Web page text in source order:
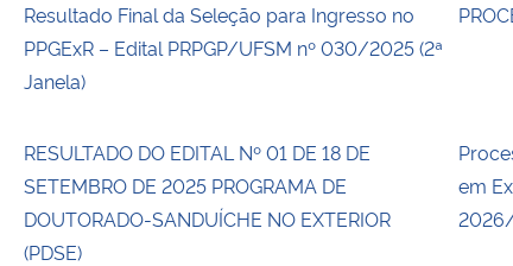
Resultado Final da Seleção para Ingresso no
PPGExR – Edital PRPGP/UFSM nº 030/2025 (2ª
Janela)
RESULTADO DO EDITAL Nº 01 DE 18 DE
SETEMBRO DE 2025 PROGRAMA DE
DOUTORADO-SANDUÍCHE NO EXTERIOR
(PDSE)
em
2026/